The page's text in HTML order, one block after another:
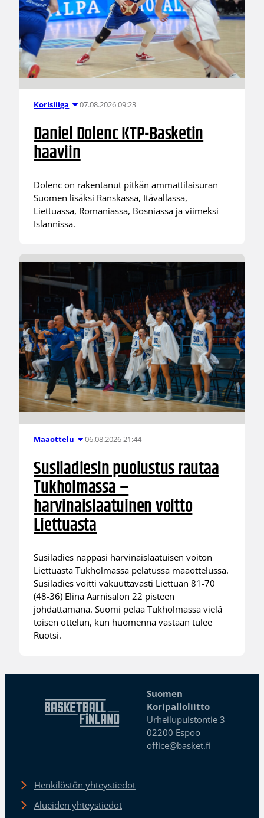
Korisliiga 07.08.2026 09:23
Daniel Dolenc KTP-Basketin
haaviin
Dolenc on rakentanut pitkän ammattilaisuran
Suomen lisäksi Ranskassa, Itävallassa,
Liettuassa, Romaniassa, Bosniassa ja viimeksi
Islannissa.
Maaottelu 06.08.2026 21:44
Susiladiesin puolustus rautaa
Tukholmassa –
harvinaislaatuinen voitto
Liettuasta
Susiladies nappasi harvinaislaatuisen voiton
Liettuasta Tukholmassa pelatussa maaottelussa.
Susiladies voitti vakuuttavasti Liettuan 81-70
(48-36) Elina Aarnisalon 22 pisteen
johdattamana. Suomi pelaa Tukholmassa vielä
toisen ottelun, kun huomenna vastaan tulee
Ruotsi.
Suomen
Koripalloliitto
Urheilupuistontie 3
02200 Espoo
office@basket.fi
Henkilöstön yhteystiedot
Alueiden yhteystiedot